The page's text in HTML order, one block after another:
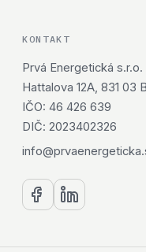
KONTAKT
Prvá Energetická s.r.o.
Hattalova 12A, 831 03
IČO: 46 426 639
DIČ: 2023402326